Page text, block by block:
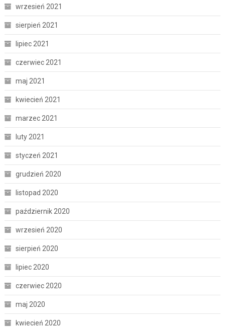
wrzesień 2021
sierpień 2021
lipiec 2021
czerwiec 2021
maj 2021
kwiecień 2021
marzec 2021
luty 2021
styczeń 2021
grudzień 2020
listopad 2020
październik 2020
wrzesień 2020
sierpień 2020
lipiec 2020
czerwiec 2020
maj 2020
kwiecień 2020